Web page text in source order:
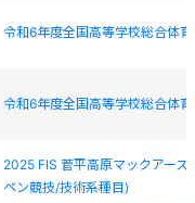
令和6年度全国高等学校総合体
令和6年度全国高等学校総合体
2025 FIS 菅平高原マックアー
ペン競技/技術系種目)